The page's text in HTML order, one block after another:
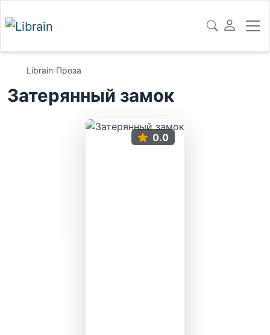
Librain/Проза
Затерянный замок
0.0